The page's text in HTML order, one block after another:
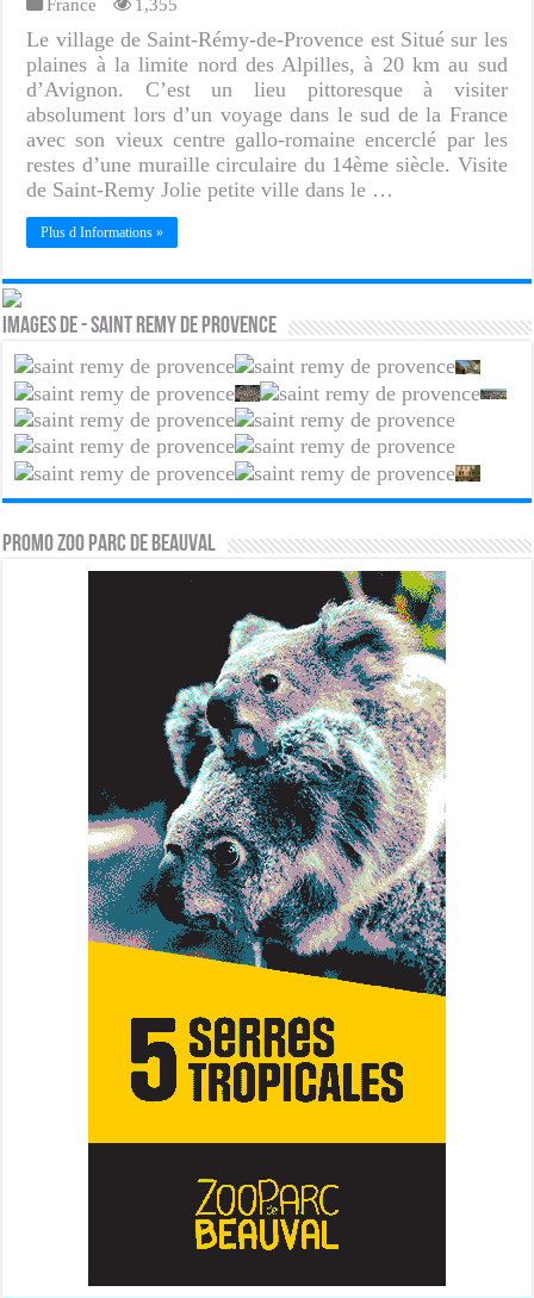
Le village de Saint-Rémy-de-Provence est Situé sur les
plaines à la limite nord des Alpilles, à 20 km au sud
d’Avignon. C’est un lieu pittoresque à visiter
absolument lors d’un voyage dans le sud de la France
avec son vieux centre gallo-romaine encerclé par les
restes d’une muraille circulaire du 14ème siècle. Visite
de Saint-Remy Jolie petite ville dans le …
Plus d Informations »
Images de - Saint remy de provence
PROMO ZOO PARC DE BEAUVAL